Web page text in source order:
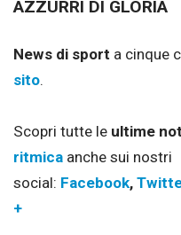
AZZURRI DI GLORIA
News di sport a cinque
sito.
Scopri tutte le ultime
ritmica anche sui nostri
social: Facebook,
+